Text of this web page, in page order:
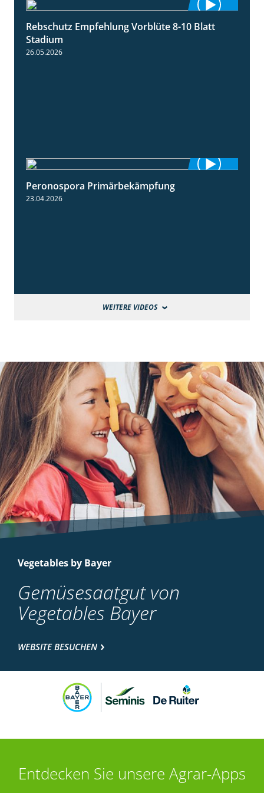
1:55
Rebschutz Empfehlung Vorblüte 8-10 Blatt
Stadium
26.05.2026
Peronospora Primärbekämpfung
23.04.2026
WEITERE VIDEOS
Vegetables by Bayer
Gemüsesaatgut von
Vegetables Bayer
WEBSITE BESUCHEN
Entdecken Sie unsere Agrar-Apps